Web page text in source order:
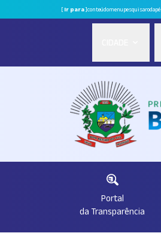
[Ir para]conteúdomenupesquisarodapé
Portal
da Transparência